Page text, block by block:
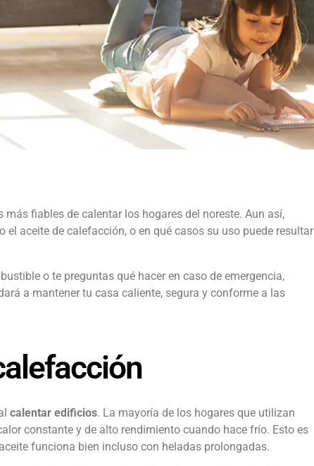
fiables de calentar los hogares del noreste. Aun así,
aceite de calefacción, o en qué casos su uso puede resultar
o te preguntas qué hacer en caso de emergencia,
a mantener tu casa caliente, segura y conforme a las
calentar edificios. La mayoría de los hogares que utilizan
constante y de alto rendimiento cuando hace frío. Esto es
funciona bien incluso con heladas prolongadas.